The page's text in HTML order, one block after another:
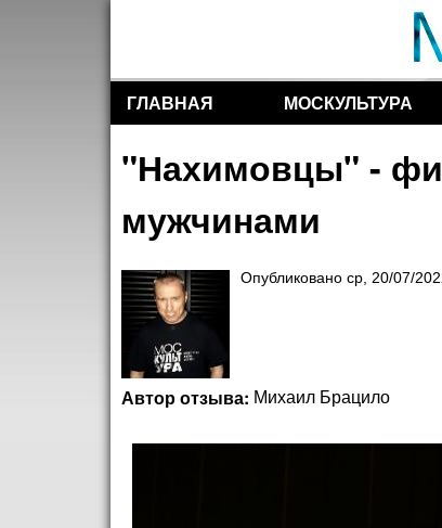
Разделы сайта
ГЛАВНАЯ МОСКУЛЬТУРА
"Нахимовцы" -
мужчинами
Опубликовано ср, 20/07/
Автор отзыва: Михаил Брацило